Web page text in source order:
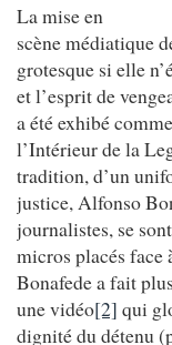
La mise en
scène médiatique
grotesque si elle
et l’esprit de
a été exhibé
l’Intérieur de la
tradition, d’un
justice, Alfonso
journalistes, se
micros placés face
Bonafede a fait
une vidéo[2] qui
dignité du détenu